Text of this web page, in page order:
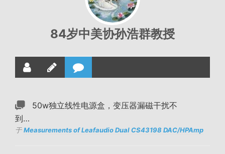
84岁中美协孙浩群教授
50w独立线性电源盒，变压器漏磁干扰不
到…
于Measurements of Leafaudio Dual CS43198 DAC/HPAmp